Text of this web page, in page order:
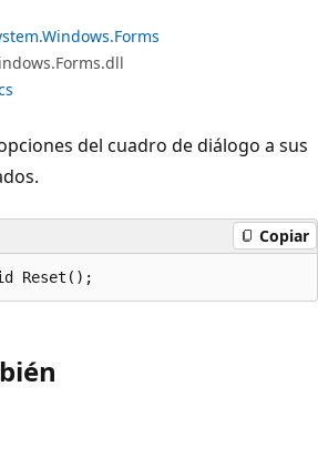
del cuadro de diálogo a sus
Copiar
Reset();